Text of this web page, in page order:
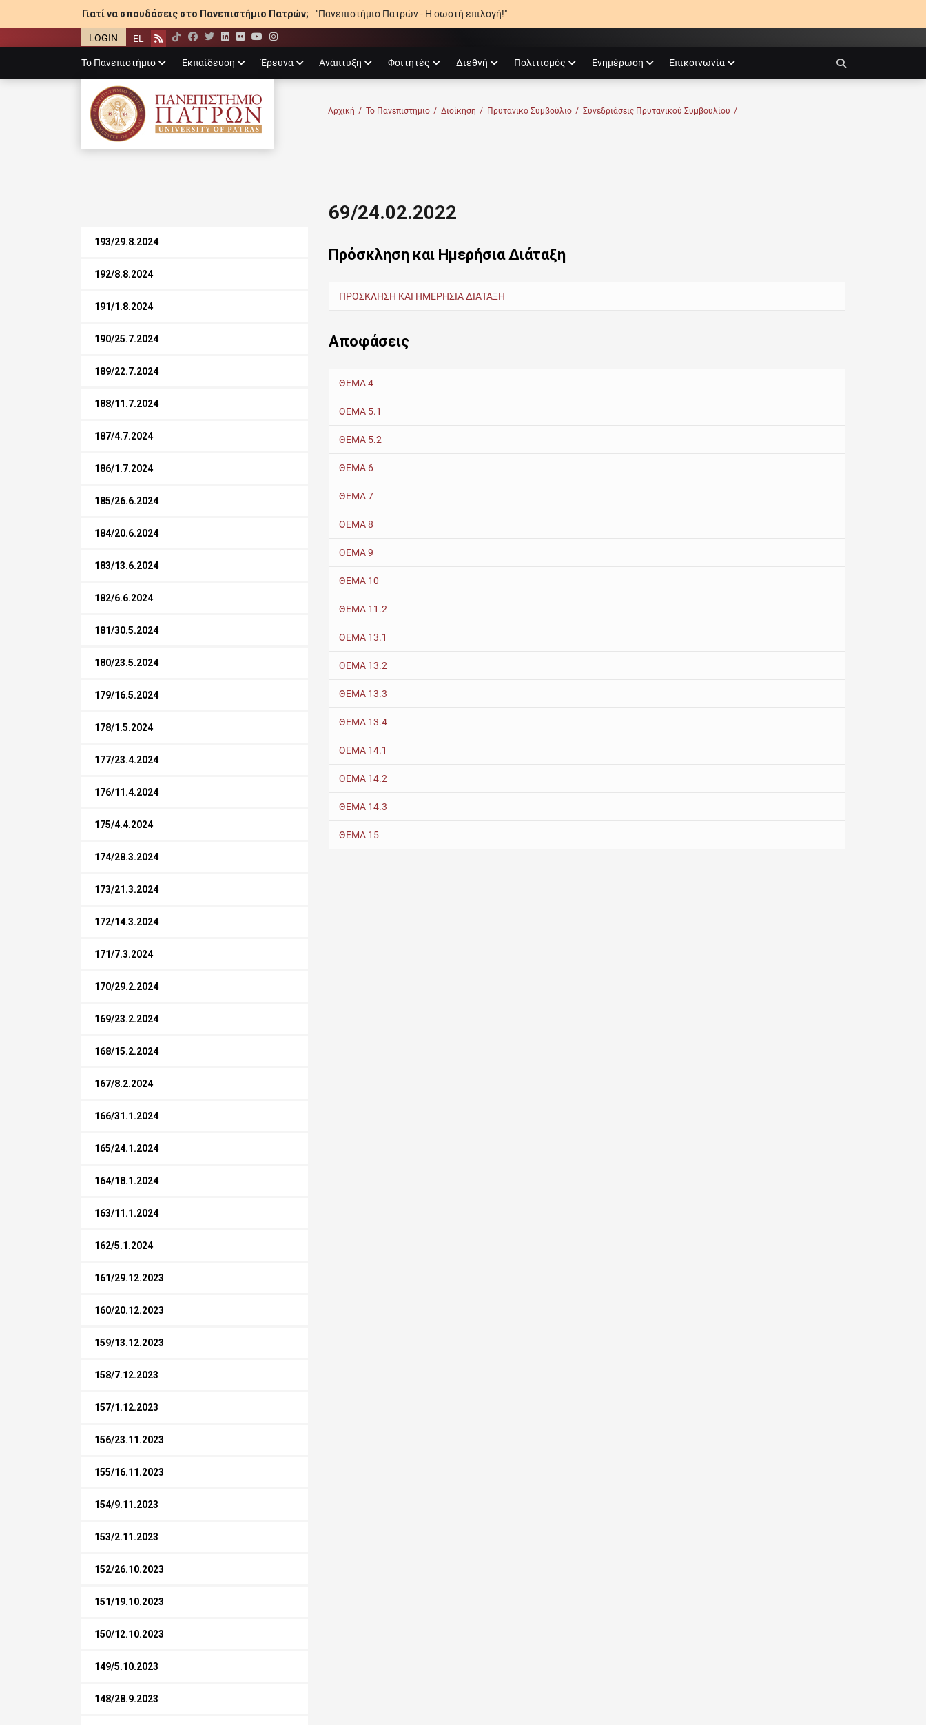
Γιατί να σπουδάσεις στο Πανεπιστήμιο Πατρών; "Πανεπιστήμιο Πατρών - Η σωστή επιλογή!"
LOGIN EL Rss Facebook
Twitter
LinkedIn
Flickr
YouTube
Instagram
menu
Το Πανεπιστήμιο Εκπαίδευση Έρευνα Ανάπτυξη Φοιτητές Διεθνή Πολιτισμός Ενημέρωση Επικοινωνία
ΠΑΝΕΠΙΣΤΉΜΙΟ ΠΑΤΡΏΝ
Αρχική / Το Πανεπιστήμιο / Διοίκηση / Πρυτανικό Συμβούλιο / Συνεδριάσεις Πρυτανικού Συμβουλίου /
69/24.02.2022
Πρόσκληση και Ημερήσια Διάταξη
ΠΡΟΣΚΛΗΣΗ ΚΑΙ ΗΜΕΡΗΣΙΑ ΔΙΑΤΑΞΗ
Αποφάσεις
ΘΕΜΑ 4
ΘΕΜΑ 5.1
ΘΕΜΑ 5.2
ΘΕΜΑ 6
ΘΕΜΑ 7
ΘΕΜΑ 8
ΘΕΜΑ 9
ΘΕΜΑ 10
ΘΕΜΑ 11.2
ΘΕΜΑ 13.1
ΘΕΜΑ 13.2
ΘΕΜΑ 13.3
ΘΕΜΑ 13.4
ΘΕΜΑ 14.1
ΘΕΜΑ 14.2
ΘΕΜΑ 14.3
ΘΕΜΑ 15
193/29.8.2024
192/8.8.2024
191/1.8.2024
190/25.7.2024
189/22.7.2024
188/11.7.2024
187/4.7.2024
186/1.7.2024
185/26.6.2024
184/20.6.2024
183/13.6.2024
182/6.6.2024
181/30.5.2024
180/23.5.2024
179/16.5.2024
178/1.5.2024
177/23.4.2024
176/11.4.2024
175/4.4.2024
174/28.3.2024
173/21.3.2024
172/14.3.2024
171/7.3.2024
170/29.2.2024
169/23.2.2024
168/15.2.2024
167/8.2.2024
166/31.1.2024
165/24.1.2024
164/18.1.2024
163/11.1.2024
162/5.1.2024
161/29.12.2023
160/20.12.2023
159/13.12.2023
158/7.12.2023
157/1.12.2023
156/23.11.2023
155/16.11.2023
154/9.11.2023
153/2.11.2023
152/26.10.2023
151/19.10.2023
150/12.10.2023
149/5.10.2023
148/28.9.2023